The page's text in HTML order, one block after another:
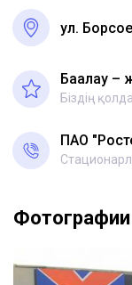
ул.
Бағалау –
Біздің
ПАО